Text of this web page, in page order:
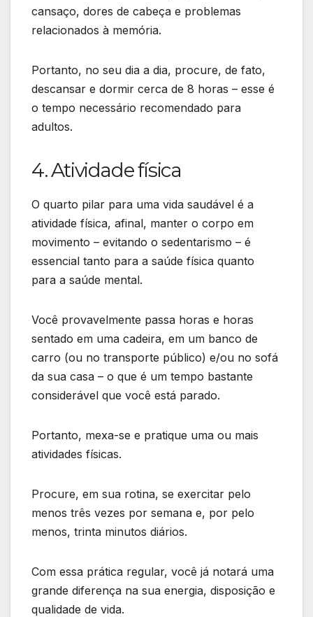
cansaço, dores de cabeça e problemas
relacionados à memória.
Portanto, no seu dia a dia, procure, de fato,
descansar e dormir cerca de 8 horas – esse é
o tempo necessário recomendado para
adultos.
4. Atividade física
O quarto pilar para uma vida saudável é a
atividade física, afinal, manter o corpo em
movimento – evitando o sedentarismo – é
essencial tanto para a saúde física quanto
para a saúde mental.
Você provavelmente passa horas e horas
sentado em uma cadeira, em um banco de
carro (ou no transporte público) e/ou no sofá
da sua casa – o que é um tempo bastante
considerável que você está parado.
Portanto, mexa-se e pratique uma ou mais
atividades físicas.
Procure, em sua rotina, se exercitar pelo
menos três vezes por semana e, por pelo
menos, trinta minutos diários.
Com essa prática regular, você já notará uma
grande diferença na sua energia, disposição e
qualidade de vida.